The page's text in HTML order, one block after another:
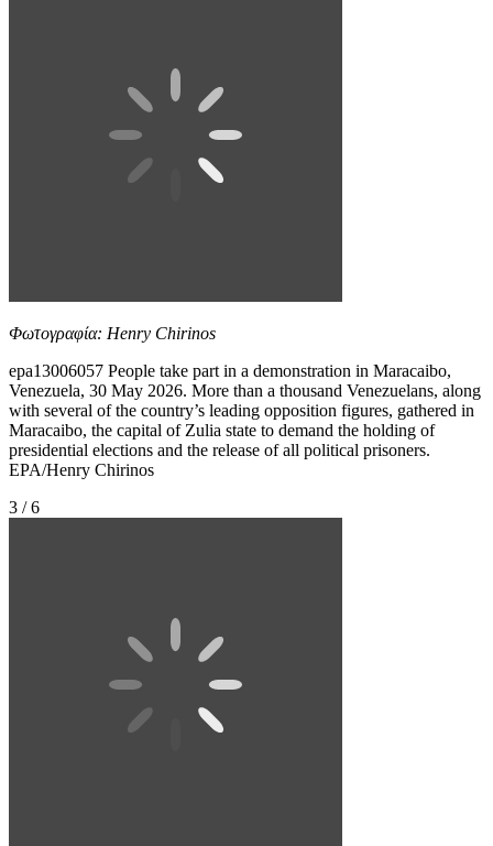
Φωτογραφία: Henry Chirinos
epa13006057 People take part in a demonstration in Maracaibo,
Venezuela, 30 May 2026. More than a thousand Venezuelans, along
with several of the country’s leading opposition figures, gathered in
Maracaibo, the capital of Zulia state to demand the holding of
presidential elections and the release of all political prisoners.
EPA/Henry Chirinos
3 / 6